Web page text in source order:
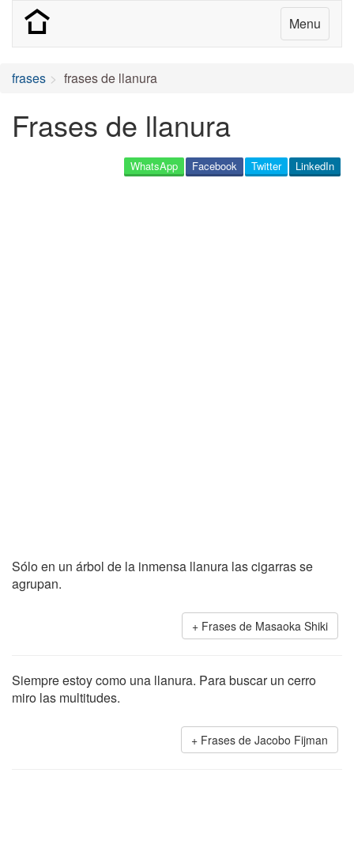
Menu
frases frases de llanura
Frases de llanura
LinkedIn
Twitter
Facebook
WhatsApp
Sólo en un árbol de la inmensa llanura las cigarras se
agrupan.
Frases de Masaoka Shiki
Siempre estoy como una llanura. Para buscar un cerro
miro las multitudes.
Frases de Jacobo Fijman